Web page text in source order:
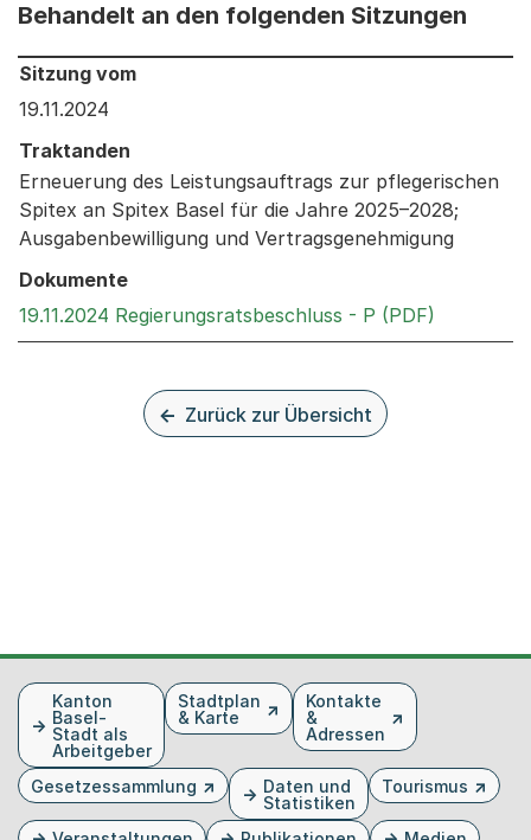
Behandelt an den folgenden Sitzungen
Behandelt an den folgenden Sitzungen: Informationen
Sitzung vom
19.11.2024
Traktanden
Erneuerung des Leistungsauftrags zur pflegerischen
Spitex an Spitex Basel für die Jahre 2025–2028;
Ausgabenbewilligung und Vertragsgenehmigung
Dokumente
19.11.2024 Regierungsratsbeschluss - P (PDF)
Zurück zur Übersicht
FusszeileKanton
Basel-
Stadt als
Arbeitgeber
Stadtplan
& Karte
Kontakte
&
Adressen
Gesetzessammlung
Daten und
Statistiken
Tourismus